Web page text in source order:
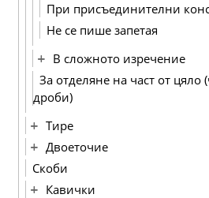
При присъединителни
Не се пише запетая
В сложното изречение
За отделяне на част от цяло
дроби)
Тире
Двоеточие
Скоби
Кавички